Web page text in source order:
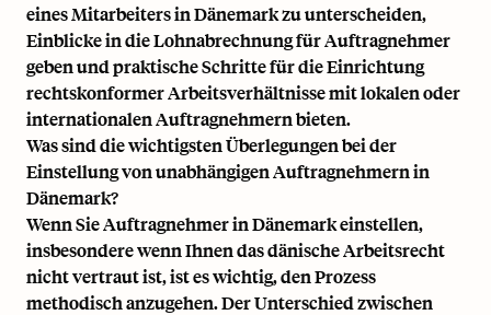
eines Mitarbeiters in Dänemark zu unterscheiden,
Einblicke in die Lohnabrechnung für Auftragnehmer
geben und praktische Schritte für die Einrichtung
rechtskonformer Arbeitsverhältnisse mit lokalen oder
internationalen Auftragnehmern bieten.
Was sind die wichtigsten Überlegungen bei der
Einstellung von unabhängigen Auftragnehmern in
Dänemark?
Wenn SieAuftragnehmer in Dänemark einstellen,
insbesondere wenn Ihnen das dänische Arbeitsrecht
nicht vertraut ist, ist es wichtig, den Prozess
methodisch anzugehen. Der Unterschied zwischen